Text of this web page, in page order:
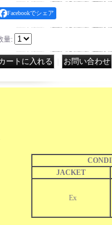
Facebookでシェア
量:
JACKET
Ex